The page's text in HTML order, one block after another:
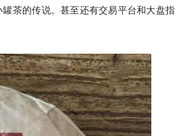
茶的传说。甚至还有交易平台和大盘指